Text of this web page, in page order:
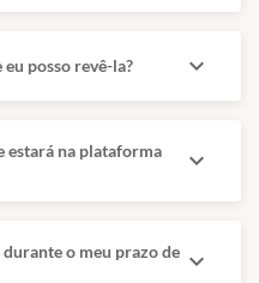
eu posso revê-la? expand_more
estará na plataforma
expand_more
durante o meu prazo de expand_more